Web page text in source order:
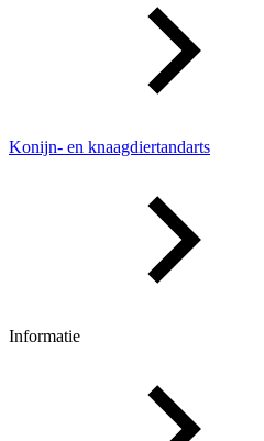
Konijn- en knaagdiertandarts
Informatie